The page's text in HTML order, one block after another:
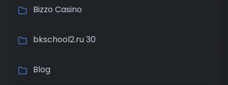
Bizzo Casino
bkschool2.ru 30
Blog